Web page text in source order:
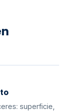
superficie,